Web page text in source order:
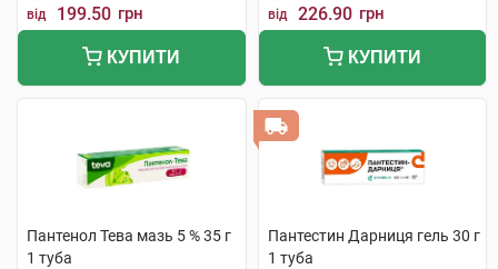
від 199.50 грн
КУПИТИ
від 226.90 грн
КУПИТИ
Пантенол Тева мазь 5 % 35 г
1 туба
Пантестин Дарниця гель 30 г
1 туба